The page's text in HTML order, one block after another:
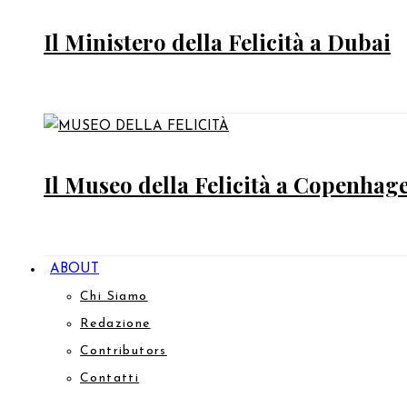
Il Ministero della Felicità a Dubai
Il Museo della Felicità a
ABOUT
Chi Siamo
Redazione
Contributors
Contatti